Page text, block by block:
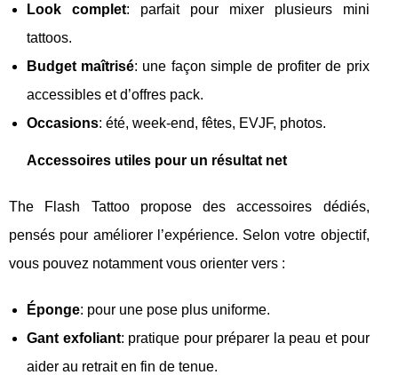
Look complet: parfait pour mixer plusieurs mini
tattoos.
Budget maîtrisé: une façon simple de profiter de prix
accessibles et d’offres pack.
Occasions: été, week-end, fêtes, EVJF, photos.
Accessoires utiles pour un résultat net
The Flash Tattoo propose des accessoires dédiés,
pensés pour améliorer l’expérience. Selon votre objectif,
vous pouvez notamment vous orienter vers :
Éponge: pour une pose plus uniforme.
Gant exfoliant: pratique pour préparer la peau et pour
aider au retrait en fin de tenue.